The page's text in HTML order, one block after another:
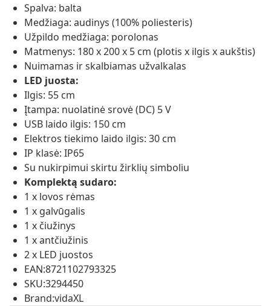
Spalva: balta
Medžiaga: audinys (100% poliesteris)
Užpildo medžiaga: porolonas
Matmenys: 180 x 200 x 5 cm (plotis x ilgis x aukštis)
Nuimamas ir skalbiamas užvalkalas
LED juosta:
Ilgis: 55 cm
Įtampa: nuolatinė srovė (DC) 5 V
USB laido ilgis: 150 cm
Elektros tiekimo laido ilgis: 30 cm
IP klasė: IP65
Su nukirpimui skirtu žirklių simboliu
Komplektą sudaro:
1 x lovos rėmas
1 x galvūgalis
1 x čiužinys
1 x antčiužinis
2 x LED juostos
EAN:8721102793325
SKU:3294450
Brand:vidaXL